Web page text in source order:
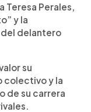
Teresa Perales,
y la
delantero
su
colectivo y la
de su carrera